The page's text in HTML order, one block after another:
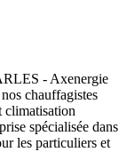
- Axenergie
chauffagistes
climatisation
spécialisée dans
les particuliers et